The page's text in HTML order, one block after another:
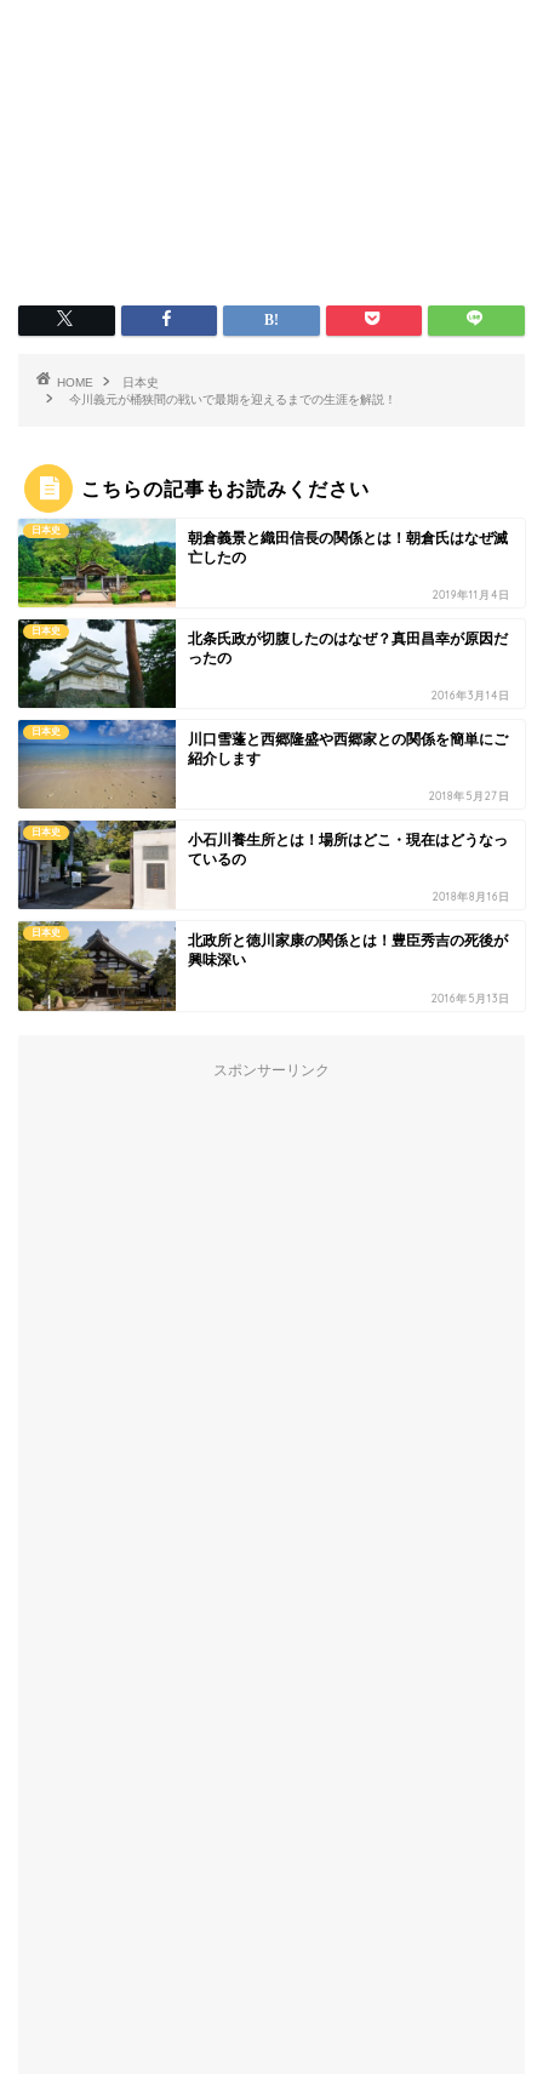
HOME
日本史
今川義元が桶狭間の戦いで最期を迎えるまでの生涯を解説！
こちらの記事もお読みください
日本史
朝倉義景と織田信長の関係とは！朝倉氏はなぜ滅
亡したの
2019年11月4日
日本史
北条氏政が切腹したのはなぜ？真田昌幸が原因だ
ったの
2016年3月14日
日本史
川口雪蓬と西郷隆盛や西郷家との関係を簡単にご
紹介します
2018年5月27日
日本史
小石川養生所とは！場所はどこ・現在はどうなっ
ているの
2018年8月16日
日本史
北政所と徳川家康の関係とは！豊臣秀吉の死後が
興味深い
2016年5月13日
スポンサーリンク